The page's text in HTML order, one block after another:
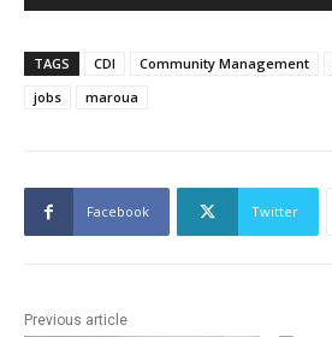
TAGS CDI Community Management
jobs
maroua
Facebook Twitter
Previous article